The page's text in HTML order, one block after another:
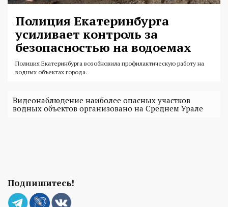
Полиция Екатеринбурга
усиливает контроль за
безопасностью на водоемах
Полиция Екатеринбурга возобновила профилактическую работу на
водных объектах города.
Видеонаблюдение наиболее опасных участков
водных объектов организовано на Среднем Урале
Подпишитесь!